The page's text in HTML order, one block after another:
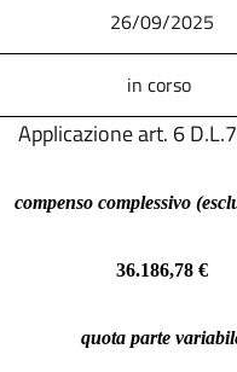
26/09/2025
in corso
Applicazione art. 6
compenso complessivo
36.186,78 €
quota parte